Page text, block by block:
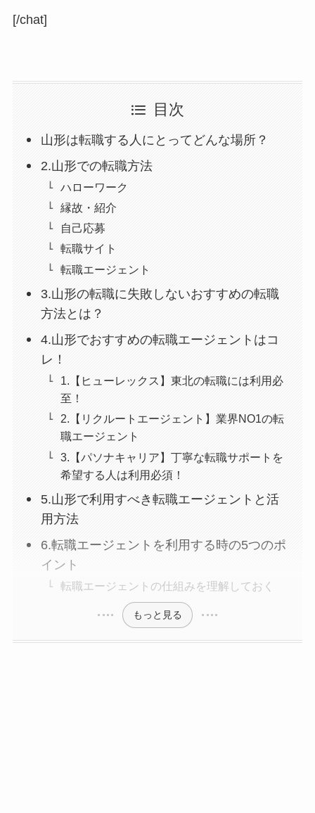
[/chat]
目次
山形は転職する人にとってどんな場所？
2.山形での転職方法
ハローワーク
縁故・紹介
自己応募
転職サイト
転職エージェント
3.山形の転職に失敗しないおすすめの転職
方法とは？
4.山形でおすすめの転職エージェントはコ
レ！
1.【ヒューレックス】東北の転職には利用必
至！
2.【リクルートエージェント】業界NO1の転
職エージェント
3.【パソナキャリア】丁寧な転職サポートを
希望する人は利用必須！
5.山形で利用すべき転職エージェントと活
用方法
6.転職エージェントを利用する時の5つのポ
イント
転職エージェントの仕組みを理解しておく
もっと見る